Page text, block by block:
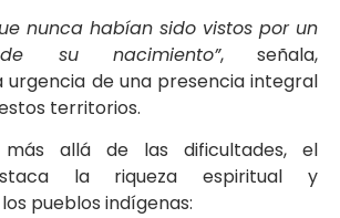
nunca habían sido vistos por un
su nacimiento”, señala,
urgencia de una presencia integral
territorios.
más allá de las dificultades, el
la riqueza espiritual y
pueblos indígenas: